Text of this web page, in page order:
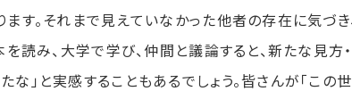
す。それまで見えていなかった他者の存在に気づき
を読み、大学で学び、仲間と議論すると、新たな見方
」と実感することもあるでしょう。皆さんが「この